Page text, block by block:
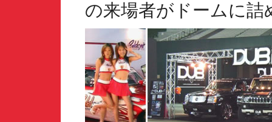
の来場者がドームに詰